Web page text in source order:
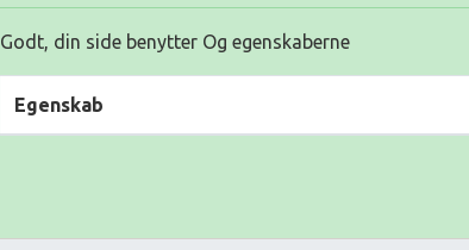
Godt, din side benytter Og egenskaberne
Egenskab